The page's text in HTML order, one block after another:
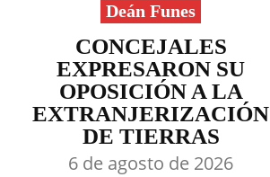
Deán Funes
CONCEJALES
EXPRESARON SU
OPOSICIÓN A LA
EXTRANJERIZACIÓN
DE TIERRAS
6 de agosto de 2026